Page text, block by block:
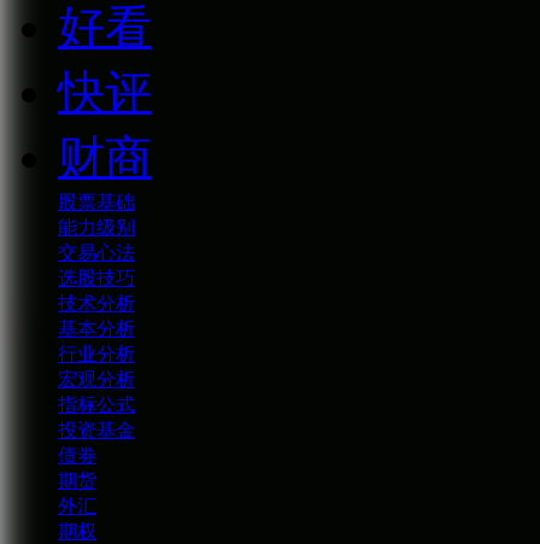
好看
快评
财商
股票基础
能力级别
交易心法
选股技巧
技术分析
基本分析
行业分析
宏观分析
指标公式
投资基金
债券
期货
外汇
期权